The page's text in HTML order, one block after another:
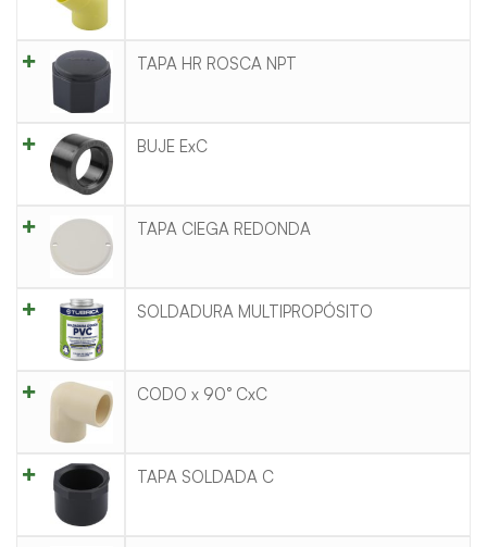
TAPA HR ROSCA NPT
BUJE ExC
TAPA CIEGA REDONDA
SOLDADURA MULTIPROPÓSITO
CODO x 90° CxC
TAPA SOLDADA C